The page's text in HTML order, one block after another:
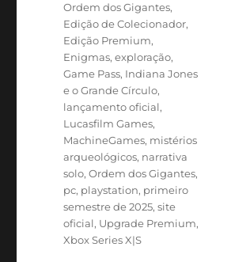
Ordem dos Gigantes,
Edição de Colecionador,
Edição Premium,
Enigmas,exploração,
Game Pass, Indiana Jones
e o Grande Círculo,
lançamento oficial,
Lucasfilm Games,
MachineGames, mistérios
arqueológicos, narrativa
solo,Ordem dos Gigantes,
pc, playstation, primeiro
semestre de 2025,site
oficial, Upgrade Premium,
Xbox Series X|S